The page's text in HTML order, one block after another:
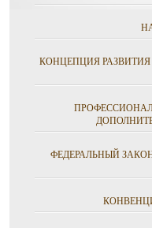
КОНЦЕПЦИЯ
ФЕДЕРАЛЬНЫЙ